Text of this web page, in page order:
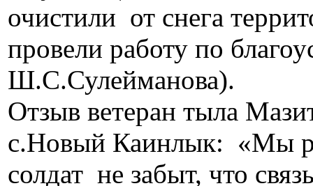
очистили от снега
провели работу по
Ш.С.Сулейманова).
Отзыв ветеран тыла
с.Новый Каинлык: «Мы
солдат не забыт, что